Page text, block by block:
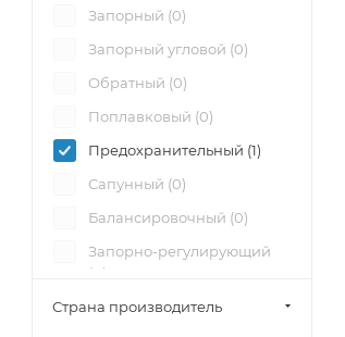
Запорный (0)
Запорный угловой (0)
Обратный (0)
Поплавковый (0)
Предохранительный (1)
Сапунный (0)
Балансировочный (0)
Запорно-регулирующий
(
)
Регулирующий (0)
Страна производитель